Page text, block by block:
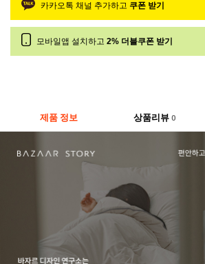
카카오톡 채널 추가하고 쿠폰 받기
모바일앱 설치하고 2% 더블쿠폰 받기
제품 정보 상품리뷰 0